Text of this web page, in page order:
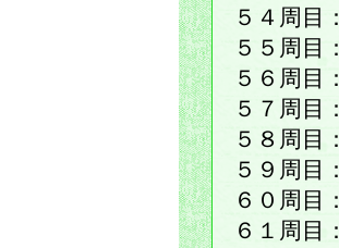
５４周目：
５５周目：
５６周目：
５７周目：
５８周目：
５９周目：
６０周目：
６１周目：